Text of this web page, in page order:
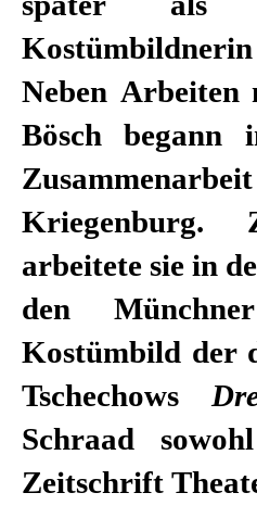
Neben
Bösch begann
Kriegenburg.
arbeitete sie in
den
Kostümbild der
Tschechows
Schraad
Zeitschrift